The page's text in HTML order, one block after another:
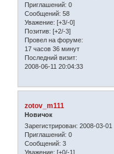
Приглашений: 0
Сообщений: 58
Уважение: [+3/-0]
Позитив: [+2/-3]
Провел на форуме:
17 часов 36 минут
Последний визит:
2008-06-11 20:04:33
zotov_m111
Новичок
Зарегистрирован: 2008-03-01
Приглашений: 0
Сообщений: 3
Уважение: [+0/-1]